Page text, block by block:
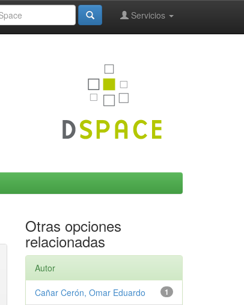
Servicios
Otras opciones
relacionadas
Autor
1
Cañar Cerón, Omar Eduardo